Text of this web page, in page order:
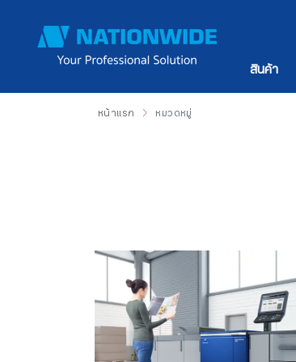
สินค้า
หน้าแรก หมวดหมู่